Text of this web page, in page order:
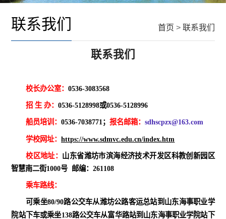
首页 > 联系我们
联系我们
联系我们
校长办公室：0536-3083568
招 生 办：0536-5128998或0536-5128996
船员培训 ：0536-7038771；报名邮箱：sdhscpzx@163.com
学校网址：https://www.sdmvc.edu.cn/index.htm
校区地址： 山东省潍坊市滨海经济技术开发区科教创新园区
智慧南二街1000号 邮编：261108
乘车路线：
可乘坐80/90路公交车从潍坊公路客运总站到山东海事职业学
院站下车或乘坐138路公交车从富华路站到山东海事职业学院站下